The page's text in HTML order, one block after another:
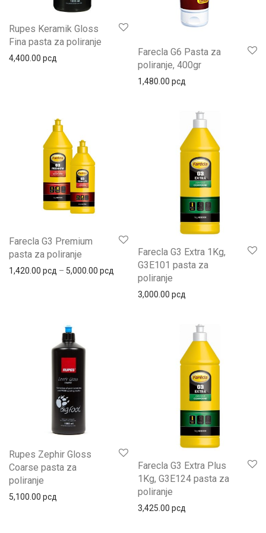
Rupes Keramik Gloss
Fina pasta za poliranje
4,400.00 рсд
Farecla G6 Pasta za
poliranje, 400gr
1,480.00 рсд
Farecla G3 Premium
pasta za poliranje
1,420.00 рсд – 5,000.00 рсд
Farecla G3 Extra 1Kg,
G3E101 pasta za
poliranje
3,000.00 рсд
Rupes Zephir Gloss
Coarse pasta za
poliranje
5,100.00 рсд
Farecla G3 Extra Plus
1Kg, G3E124 pasta za
poliranje
3,425.00 рсд